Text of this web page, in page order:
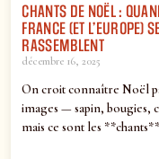
CHANTS DE NOËL :
FRANCE (ET L’EUROPE)
RASSEMBLENT
décembre 16, 2025
On croit connaître Noël
images — sapin, bougies,
mais ce sont les